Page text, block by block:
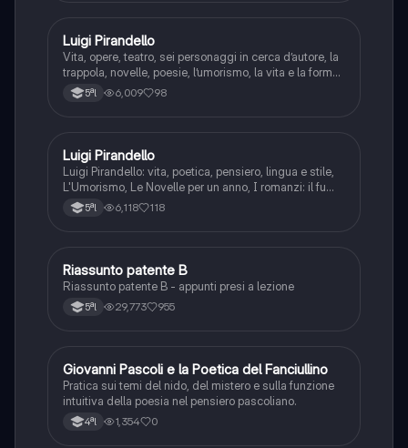
Italiano
Luigi Pirandello
Vita, opere, teatro, sei personaggi in cerca d’autore, la
trappola, novelle, poesie, l’umorismo, la vita e la forma,
frantumazione dell’Io, la civiltà moderna e
l’alienazione, il treno ha fischiato, canta l’epistola, i
5ªl 6,009 98
Italiano
Luigi Pirandello
Luigi Pirandello: vita, poetica, pensiero, lingua e stile,
L'Umorismo, Le Novelle per un anno, I romanzi: il fu
Mattia Pascal, Quaderni di Serafino Gubbio operatore;
Uno, nessuno e centomila; il teatro: Sei personaggi in
5ªl 6,118 118
Italiano
Riassunto patente B
Riassunto patente B - appunti presi a lezione
5ªl 29,773 955
GItaliano
Giovanni Pascoli e la Poetica del Fanciullino
Pratica sui temi del nido, del mistero e sulla funzione
intuitiva della poesia nel pensiero pascoliano.
4ªl 1,354 0